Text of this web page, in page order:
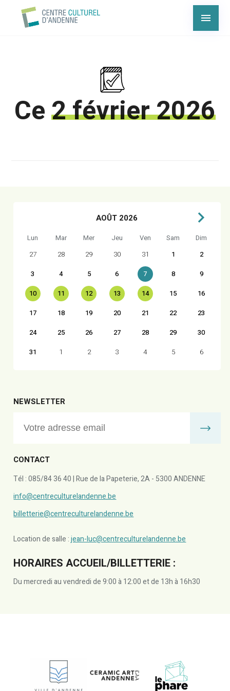
Ce2 février 2026
AOÛT 2026
Lun Mar Mer Jeu Ven Sam
Dim
27
28 29 30 31 1
2
3
4 5 6 7 8
9
10
11 12 13 14 15
16
17
18 19 20 21 22
23
24
25 26 27 28 29
30
31
1 2 3 4 5 6
NEWSLETTER
CONTACT
Tél : 085/84 36 40 | Rue de la Papeterie, 2A - 5300 ANDENNE
info@centreculturelandenne.be
billetterie@centreculturelandenne.be
Location de salle :jean-luc@centreculturelandenne.be
HORAIRES ACCUEIL/BILLETTERIE :
Du mercredi au vendredi de 9:00 à 12:00 et de 13h à 16h30